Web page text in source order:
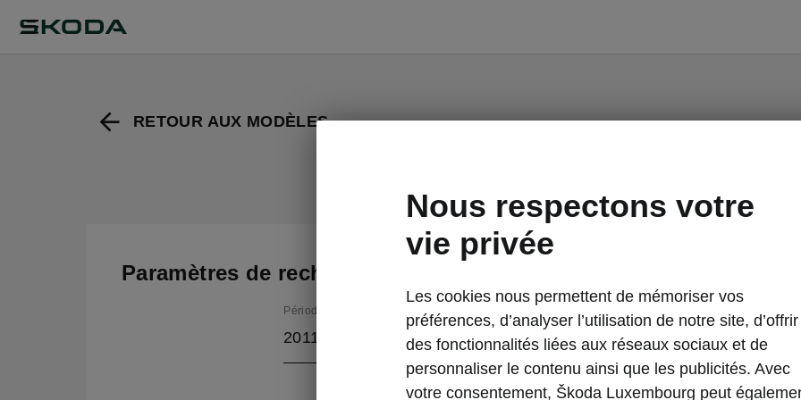
RETOUR AUX MODÈLES
Octavia Tour II - Manuels
Paramètres de recherche
Période de production
2011/5 Langue
Nous respectons votre
vie privée
Les cookies nous permettent de mémoriser vos
préférences, d’analyser l’utilisation de notre site, d’offrir
des fonctionnalités liées aux réseaux sociaux et de
personnaliser le contenu ainsi que les publicités. Avec
votre consentement, Škoda Luxembourg peut